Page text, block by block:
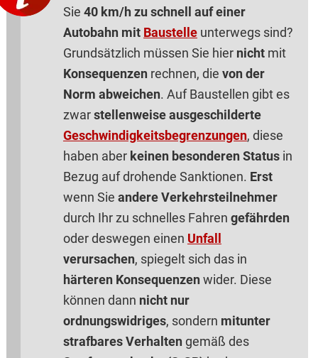
Sie 40 km/h zu schnell auf einer
Autobahn mit Baustelleunterwegs sind?
Grundsätzlich müssen Sie hier nichtmit
Konsequenzen rechnen, die von der
Norm abweichen. Auf Baustellen gibt es
zwarstellenweise ausgeschilderte
Geschwindigkeitsbegrenzungen, diese
haben aber keinen besonderen Statusin
Bezug auf drohende Sanktionen. Erst
wenn Sie andere Verkehrsteilnehmer
durch Ihr zu schnelles Fahren gefährden
oder deswegen einen Unfall
verursachen, spiegelt sich das in
härteren Konsequenzen wider. Diese
können dann nicht nur
ordnungswidriges, sondern mitunter
strafbares Verhalten gemäß des